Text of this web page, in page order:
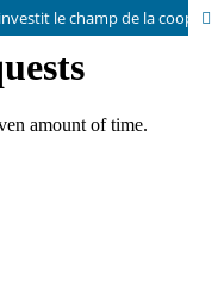
Quand la capitalisation d'expérience investit le champ de la coopération internationale : enquête auprès d'OSI/ONG françaises